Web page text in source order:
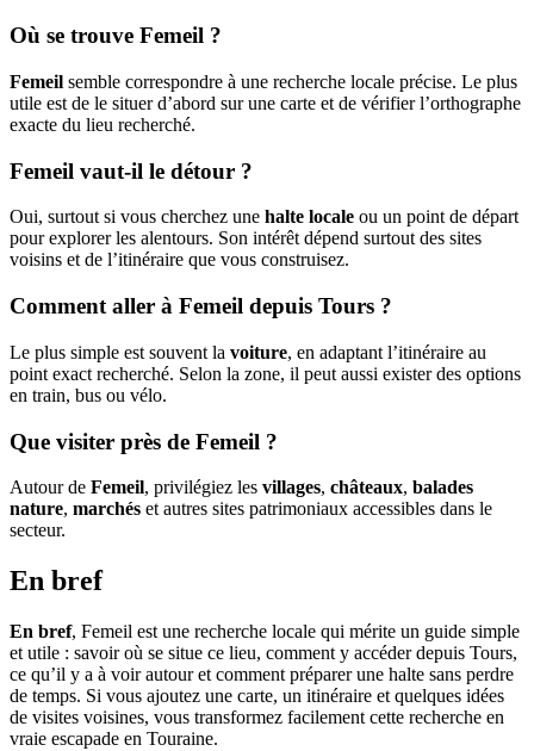
Où se trouve Femeil ?
Femeil semble correspondre à une recherche locale précise. Le plus
utile est de le situer d’abord sur une carte et de vérifier l’orthographe
exacte du lieu recherché.
Femeil vaut-il le détour ?
Oui, surtout si vous cherchez une halte locale ou un point de départ
pour explorer les alentours. Son intérêt dépend surtout des sites
voisins et de l’itinéraire que vous construisez.
Comment aller à Femeil depuis Tours ?
Le plus simple est souvent la voiture, en adaptant l’itinéraire au
point exact recherché. Selon la zone, il peut aussi exister des options
en train, bus ou vélo.
Que visiter près de Femeil ?
Autour de Femeil, privilégiez les villages, châteaux, balades
nature, marchés et autres sites patrimoniaux accessibles dans le
secteur.
En bref
En bref, Femeil est une recherche locale qui mérite un guide simple
et utile : savoir où se situe ce lieu, comment y accéder depuis Tours,
ce qu’il y a à voir autour et comment préparer une halte sans perdre
de temps. Si vous ajoutez une carte, un itinéraire et quelques idées
de visites voisines, vous transformez facilement cette recherche en
vraie escapade en Touraine.